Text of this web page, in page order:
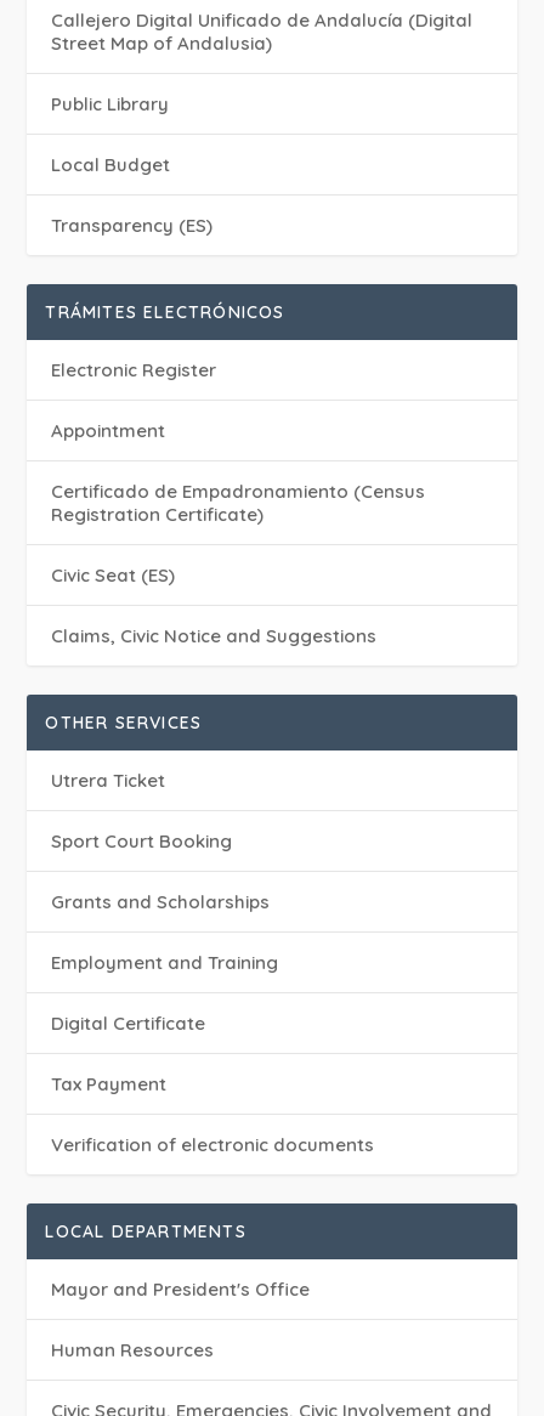
Callejero Digital Unificado de Andalucía (Digital
Street Map of Andalusia)
Public Library
Local Budget
Transparency (ES)
TRÁMITES ELECTRÓNICOS
Electronic Register
Appointment
Certificado de Empadronamiento (Census
Registration Certificate)
Civic Seat (ES)
Claims, Civic Notice and Suggestions
OTHER SERVICES
Utrera Ticket
Sport Court Booking
Grants and Scholarships
Employment and Training
Digital Certificate
Tax Payment
Verification of electronic documents
LOCAL DEPARTMENTS
Mayor and President's Office
Human Resources
Civic Security, Emergencies, Civic Involvement and